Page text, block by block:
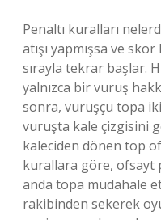
Penaltı kuralları
atışı yapmışsa ve
sırayla tekrar başlar.
yalnızca bir vuruş
sonra, vuruşçu topa
vuruşta kale çizgisini
kaleciden dönen top
kurallara göre, ofsayt
anda topa müdahale
rakibinden sekerek